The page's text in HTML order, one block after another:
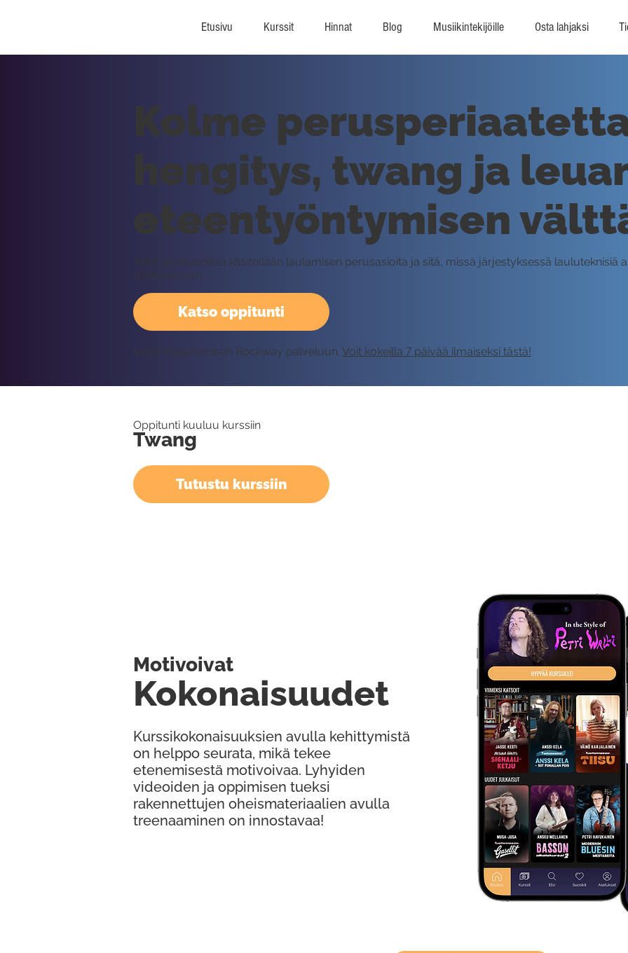
Etusivu Kurssit Hinnat Blog Musiikintekijöille Osta lahjaksi
Katso oppitunti
Kolme
hengitys, twang ja
eteentyöntymisen
Tällä oppitunnillaa käsitellään laulamisen perusasioita ja sitä, missä järjestyksessä lauluteknisiä
treenaamaan.
Vaatii kirjautumisen Rockway palveluun. Voit kokeilla 7 päivää ilmaiseksi tästä!
Oppitunti kuuluu kurssiin
Twang
Tutustu kurssiin
Kurssikokonaisuuksien avulla kehittymistä
on helppo seurata, mikä tekee
etenemisestä motivoivaa. Lyhyiden
videoiden ja oppimisen tueksi
rakennettujen oheismateriaalien avulla
treenaaminen on innostavaa!
Kokonaisuudet
Motivoivat